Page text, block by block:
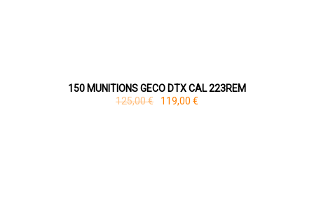
150 MUNITIONS GECO DTX CAL 223REM
125,00 €
119,00 €